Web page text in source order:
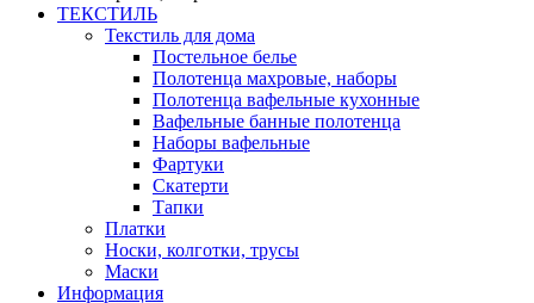
ТЕКСТИЛЬ
Текстиль для дома
Постельное белье
Полотенца махровые, наборы
Полотенца вафельные кухонные
Вафельные банные полотенца
Наборы вафельные
Фартуки
Скатерти
Тапки
Платки
Носки, колготки, трусы
Маски
Информация